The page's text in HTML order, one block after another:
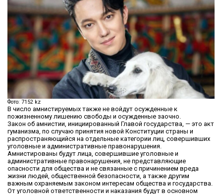
Фото: 7152 kz
В число амнистируемых также не войдут осужденные к
пожизненному лишению свободы и осужденные заочно.
Закон об амнистии, инициированный Главой государства, — это акт
гуманизма, по случаю принятия новой Конституции страны и
распространяющийся на отдельные категории лиц, совершивших
уголовные и административные правонарушения.
Амнистированы будут лица, совершившие уголовные и
административные правонарушения, не представляющие
опасности для общества и не связанные с причинением вреда
жизни людей, общественной безопасности, а также другим
важным охраняемым законом интересам общества и государства.
От уголовной ответственности и наказания будут в основном